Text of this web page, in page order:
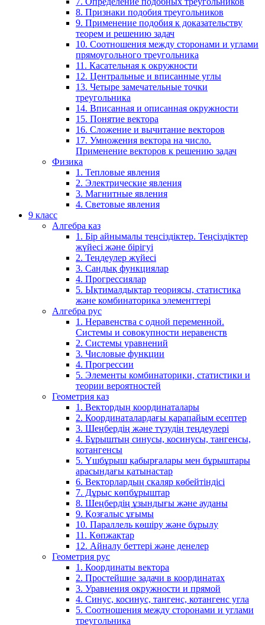
8. Признаки подобия треугольников
9. Применение подобия к доказательству
теорем и решению задач
10. Соотношения между сторонами и углами
прямоугольного треугольника
11. Касательная к окружности
12. Центральные и вписанные углы
13. Четыре замечательные точки
треугольника
14. Вписанная и описанная окружности
15. Понятие вектора
16. Сложение и вычитание векторов
17. Умножения вектора на число.
Применение векторов к решению задач
Физика
1. Тепловые явления
2. Электрические явления
3. Магнитные явления
4. Световые явления
9 класс
Алгебра каз
1. Бір айнымалы теңсіздіктер. Теңсіздіктер
жүйесі және бірігуі
2. Теңдеулер жүйесі
3. Сандық функциялар
4. Прогрессиялар
5. Ықтималдықтар теориясы, статистика
және комбинаторика элементтері
Алгебра рус
1. Неравенства с одной переменной.
Системы и совокупности неравенств
2. Системы уравнений
3. Числовые функции
4. Прогрессии
5. Элементы комбинаторики, статистики и
теории вероятностей
Геометрия каз
1. Вектордың координаталары
2. Координаталардағы қарапайым есептер
3. Шеңбердің және түзудің теңдеулері
4. Бұрыштың синусы, косинусы, тангенсы,
котангенсы
5. Үшбұрыш қабырғалары мен бұрыштары
арасындағы қатынастар
6. Векторлардың скаляр көбейтіндісі
7. Дұрыс көпбұрыштар
8. Шеңбердің ұзындығы және ауданы
9. Қозғалыс ұғымы
10. Параллель көшіру және бұрылу
11. Көпжақтар
12. Айналу беттері және денелер
Геометрия рус
1. Координаты вектора
2. Простейшие задачи в координатах
3. Уравнения окружности и прямой
4. Синус, косинус, тангенс, котангенс угла
5. Соотношения между сторонами и углами
треугольника